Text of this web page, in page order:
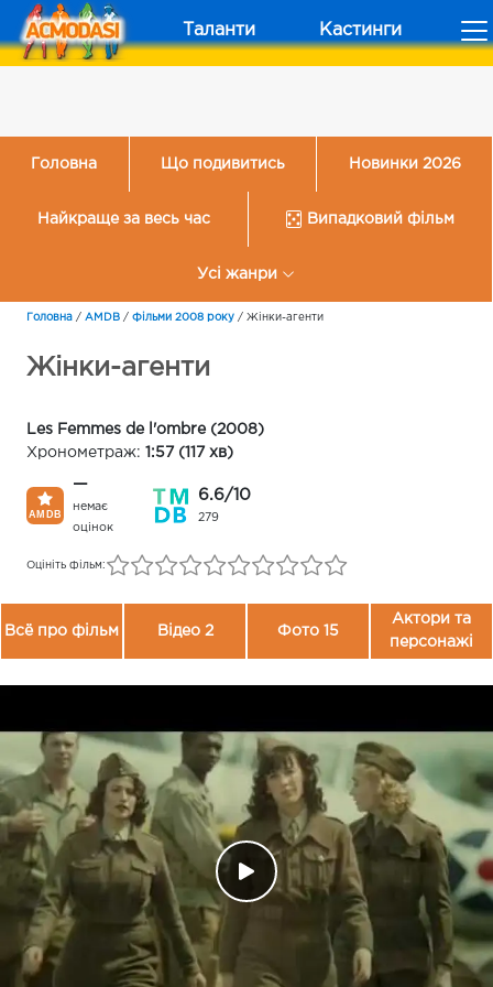
Таланти Кастинги
Головна Що подивитись Новинки 2026
Найкраще за весь час Випадковий фільм
Усі жанри
Головна / AMDB / Фільми 2008 року / Жінки-агенти
Жінки-агенти
Les Femmes de l'ombre (2008)
Хронометраж: 1:57 (117 хв)
—
немає
оцінок
6.6/10
279
Оцініть фільм:
Всё про фільм Відео 2 Фото 15
Актори та
персонажі